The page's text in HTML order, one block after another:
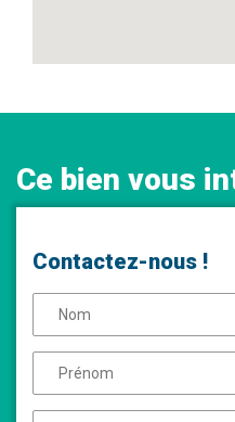
Ce bien vous
Contactez-nous !